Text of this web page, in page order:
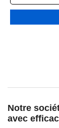
Notre
avec